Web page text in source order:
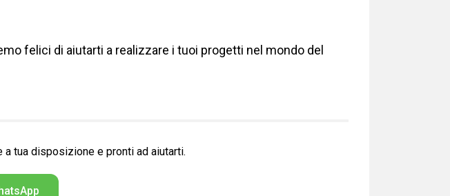
felici di aiutarti a realizzare i tuoi progetti nel mondo del
a tua disposizione e pronti ad aiutarti.